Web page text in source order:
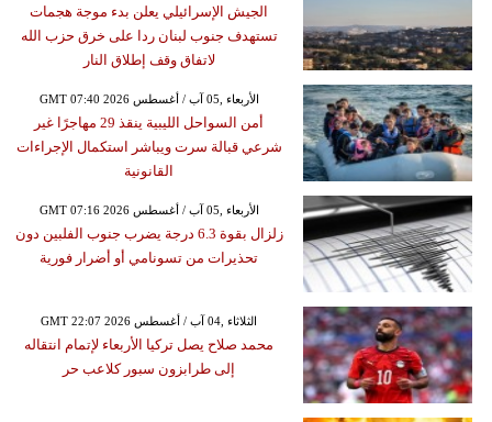
الجيش الإسرائيلي يعلن بدء موجة هجمات
تستهدف جنوب لبنان ردا على خرق حزب الله
لاتفاق وقف إطلاق النار
GMT 07:40 2026 الأربعاء ,05 آب / أغسطس
أمن السواحل الليبية ينقذ 29 مهاجرًا غير
شرعي قبالة سرت ويباشر استكمال الإجراءات
القانونية
GMT 07:16 2026 الأربعاء ,05 آب / أغسطس
زلزال بقوة 6.3 درجة يضرب جنوب الفلبين دون
تحذيرات من تسونامي أو أضرار فورية
GMT 22:07 2026 الثلاثاء ,04 آب / أغسطس
محمد صلاح يصل تركيا الأربعاء لإتمام انتقاله
إلى طرابزون سبور كلاعب حر